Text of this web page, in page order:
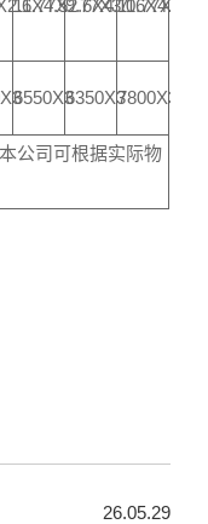
11.77X2.6X4.7
9.77X3.06X4.9
6550X36350X37800X3
公司可根据实际物
26.05.29